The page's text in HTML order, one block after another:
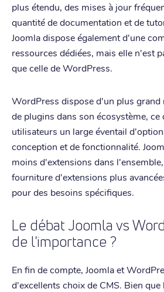
plus étendu, des mises à jour
quantité de documentation et de
Joomla dispose également d'une
ressources dédiées, mais elle n'est
que celle de WordPress.
WordPress dispose d'un plus grand
de plugins dans son écosystème, ce
utilisateurs un large éventail
conception et de fonctionnalité.
moins d'extensions dans
fourniture d'extensions plus
pour des besoins spécifiques.
Le débat Joomla vs
de l'importance ?
En fin de compte, Joomla et
d'excellents choix de CMS. Bien